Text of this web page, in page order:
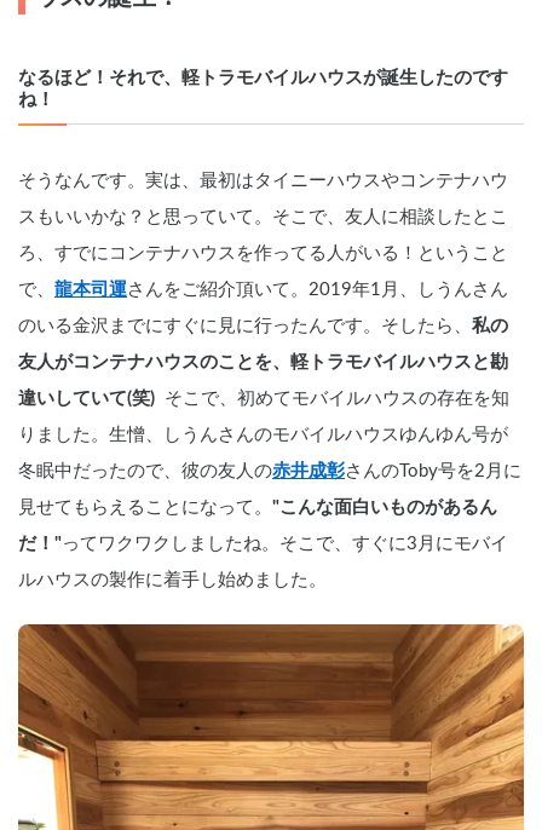
なるほど！それで、軽トラモバイルハウスが誕生したのです
ね！
そうなんです。実は、最初はタイニーハウスやコンテナハウ
スもいいかな？と思っていて。そこで、友人に相談したとこ
ろ、すでにコンテナハウスを作ってる人がいる！ということ
で、 龍本司運さんをご紹介頂いて。2019年1月、しうんさん
のいる金沢までにすぐに見に行ったんです。そしたら、 私の
友人がコンテナハウスのことを、軽トラモバイルハウスと勘
違いしていて(笑)
  そこで、初めてモバイルハウスの存在を知
りました。生憎、しうんさんのモバイルハウスゆんゆん号が
冬眠中だったので、彼の友人の赤井成彰さんのToby号を2月に
見せてもらえることになって。 "こんな面白いものがあるん
だ！"ってワクワクしましたね。そこで、すぐに3月にモバイ
ルハウスの製作に着手し始めました。